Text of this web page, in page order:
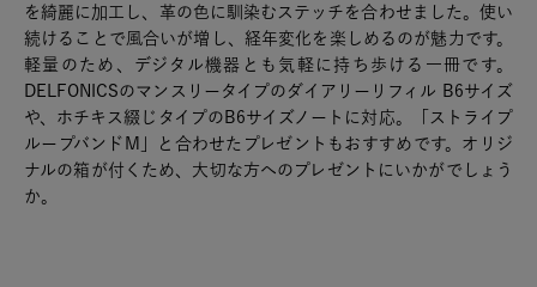
を綺麗に加工し、革の色に馴染むステッチを合わせました。使い
続けることで風合いが増し、経年変化を楽しめるのが魅力です。
軽量のため、デジタル機器とも気軽に持ち歩ける一冊です。
DELFONICSのマンスリータイプのダイアリーリフィル B6サイズ
や、ホチキス綴じタイプのB6サイズノートに対応。「ストライプ
ループバンドM」と合わせたプレゼントもおすすめです。オリジ
ナルの箱が付くため、大切な方へのプレゼントにいかがでしょう
か。